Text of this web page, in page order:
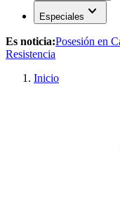
Especiales expand_more
Es noticia:Posesión en
Resistencia
Inicio